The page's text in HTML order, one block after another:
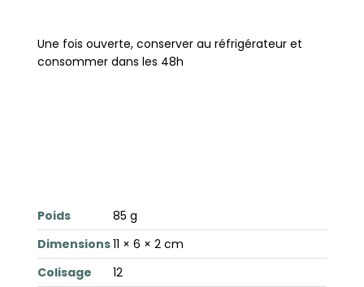
Une fois ouverte, conserver au réfrigérateur et
consommer dans les 48h
Poids
85 g
Dimensions11 × 6 × 2 cm
Colisage
12